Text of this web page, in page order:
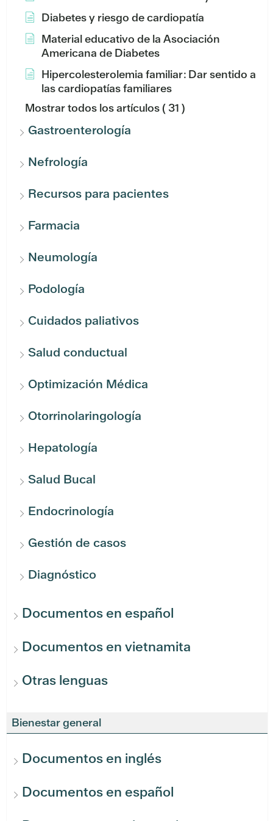
Diabetes y riesgo de cardiopatía
Material educativo de la Asociación
Americana de Diabetes
Hipercolesterolemia familiar: Dar sentido a
las cardiopatías familiares
Mostrar todos los artículos( 31 )
Gastroenterología
Nefrología
Recursos para pacientes
Farmacia
Neumología
Podología
Cuidados paliativos
Salud conductual
Optimización Médica
Otorrinolaringología
Hepatología
Salud Bucal
Endocrinología
Gestión de casos
Diagnóstico
Documentos en español
Documentos en vietnamita
Otras lenguas
Bienestar general
Documentos en inglés
Documentos en español